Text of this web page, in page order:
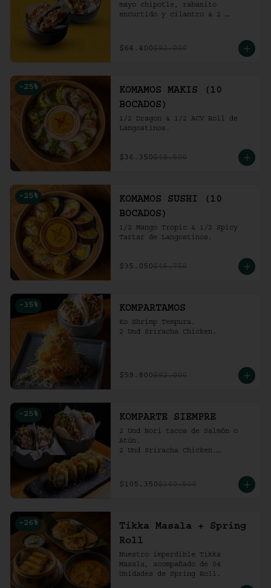
mayo chipotle, rabanito
encurtido y cilantro & 2
picante en bao buns.
$64.400$92.000
-25 %
KOMAMOS MAKIS (10
BOCADOS)
1/2 Dragon & 1/2 ACV Roll de
Langostinos.
$36.350$48.500
-25 %
KOMAMOS SUSHI (10
BOCADOS)
1/2 Mango Tropic & 1/2 Spicy
Tartar de Langostinos.
$35.050$46.750
-35 % KOMPARTAMOS
Ko Shrimp Tempura.
2 Und Sriracha Chicken.
$59.800$92.000
-25 % KOMPARTE SIEMPRE
2 Und Nori tacos de Salmón o
Atún.
2 Und Sriracha Chicken.
$105.350$140.500
-26 %
Tikka Masala + Spring
Roll
Nuestro imperdible Tikka
Masala, acompañado de 04
Unidades de Spring Roll.